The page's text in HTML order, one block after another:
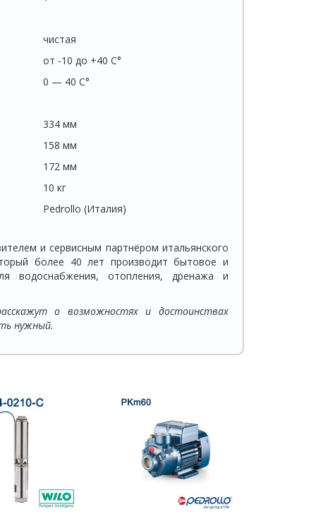
чистая
от -10 до +40 C°
0 — 40 C°
334 мм
158 мм
172 мм
10 кг
Pedrollo (Италия)
и сервисным партнёром итальянского
более 40 лет производит бытовое и
водоснабжения, отопления, дренажа и
о возможностях и достоинствах
нужный.